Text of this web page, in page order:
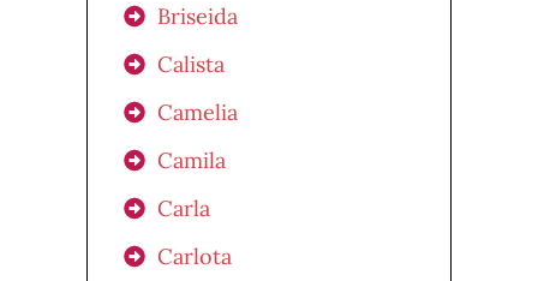
Briseida
Calista
Camelia
Camila
Carla
Carlota